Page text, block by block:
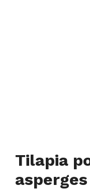
Tilapia
asperges